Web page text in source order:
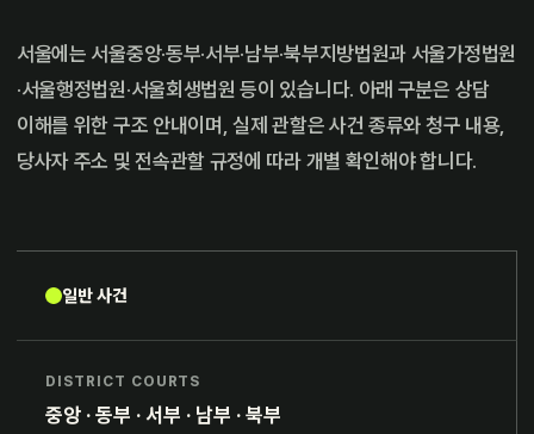
서울에는 서울중앙·동부·서부·남부·북부지방법원과 서울가정법원
·서울행정법원·서울회생법원 등이 있습니다. 아래 구분은 상담
이해를 위한 구조 안내이며, 실제 관할은 사건 종류와 청구 내용,
당사자 주소 및 전속관할 규정에 따라 개별 확인해야 합니다.
일반 사건
DISTRICT COURTS
중앙 · 동부 · 서부 · 남부 · 북부